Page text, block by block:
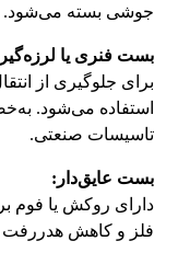
جوشی بسته می‌شود.
بست فنری یا
برای جلوگیری از
استفاده می‌شود.
تاسیسات صنعتی.
بست عایق‌دار:
دارای روکش یا فوم
فلز و کاهش هدررفت